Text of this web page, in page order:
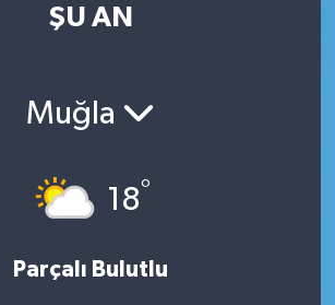
ŞU AN
Muğla
18°
Parçalı Bulutlu